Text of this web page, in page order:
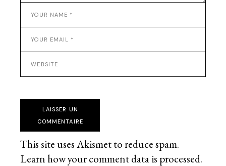
LAISSER UN
COMMENTAIRE
This site uses Akismet to reduce spam.
Learn how your comment data is processed.